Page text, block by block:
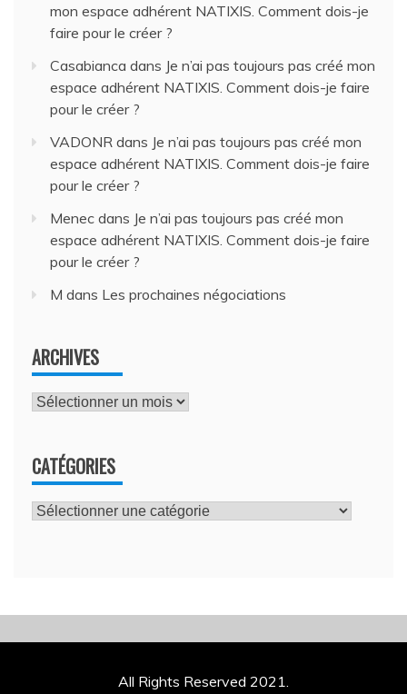
mon espace adhérent NATIXIS. Comment dois-je
faire pour le créer ?
Casabianca dans Je n’ai pas toujours pas créé mon
espace adhérent NATIXIS. Comment dois-je faire
pour le créer ?
VADONR dans Je n’ai pas toujours pas créé mon
espace adhérent NATIXIS. Comment dois-je faire
pour le créer ?
Menec dans Je n’ai pas toujours pas créé mon
espace adhérent NATIXIS. Comment dois-je faire
pour le créer ?
M dans Les prochaines négociations
ARCHIVES
Archives
CATÉGORIES
Catégories
All Rights Reserved 2021.